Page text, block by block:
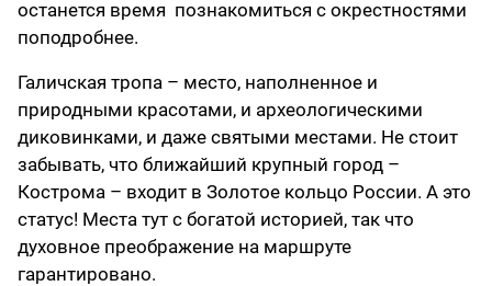
останется время познакомиться с окрестностями
поподробнее.
Галичская тропа – место, наполненное и
природными красотами, и археологическими
диковинками, и даже святыми местами. Не стоит
забывать, что ближайший крупный город –
Кострома – входит в Золотое кольцо России. А это
статус! Места тут с богатой историей, так что
духовное преображение на маршруте
гарантировано.